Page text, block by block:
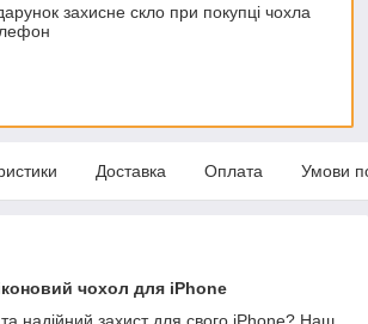
захисне скло при покупці чохла
Доставка Оплата Умови
чохол для iPhone
надійний захист для свого iPhone? Наш